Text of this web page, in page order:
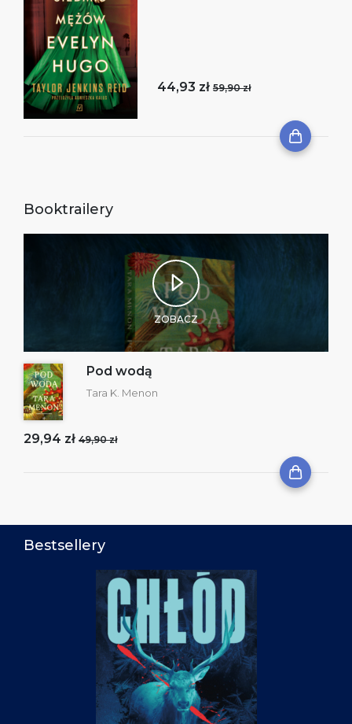
44,93 zł 59,90 zł
Booktrailery
ZOBACZ
Pod wodą
Tara K. Menon
29,94 zł 49,90 zł
Bestsellery